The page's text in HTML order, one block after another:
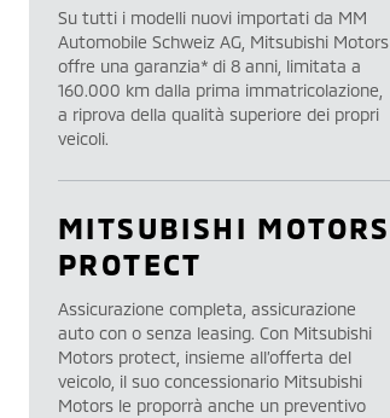
Su tutti i modelli nuovi importati da MM
Automobile Schweiz AG, Mitsubishi Motors
offre una garanzia* di 8 anni, limitata a
160.000 km dalla prima immatricolazione,
a riprova della qualità superiore dei propri
veicoli.
MITSUBISHI MOTORS
PROTECT
Assicurazione completa, assicurazione
auto con o senza leasing. Con Mitsubishi
Motors protect, insieme all’offerta del
veicolo, il suo concessionario Mitsubishi
Motors le proporrà anche un preventivo